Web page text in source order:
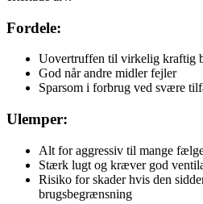
Fordele:
Uovertruffen til virkelig kraftig
God når andre midler fejler
Sparsom i forbrug ved svære
Ulemper:
Alt for aggressiv til mange
Stærk lugt og kræver god
Risiko for skader hvis den
brugsbegrænsning